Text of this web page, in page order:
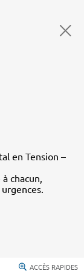
en Tension –
chacun,
ACCÈS RAPIDES